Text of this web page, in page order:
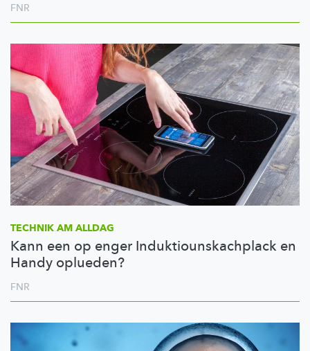
FNR
TECHNIK AM ALLDAG
Kann een op enger Induktiounskachplack en
Handy oplueden?
FNR